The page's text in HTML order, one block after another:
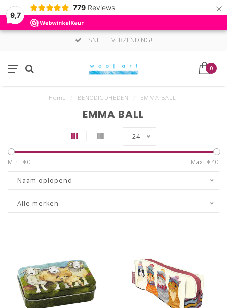
9,7
779 Reviews ×
SNELLE VERZENDING!
0
Home BENODIGDHEDEN EMMA BALL
EMMA BALL
24
Min: €0 Max: €40
Naam oplopend
Alle merken